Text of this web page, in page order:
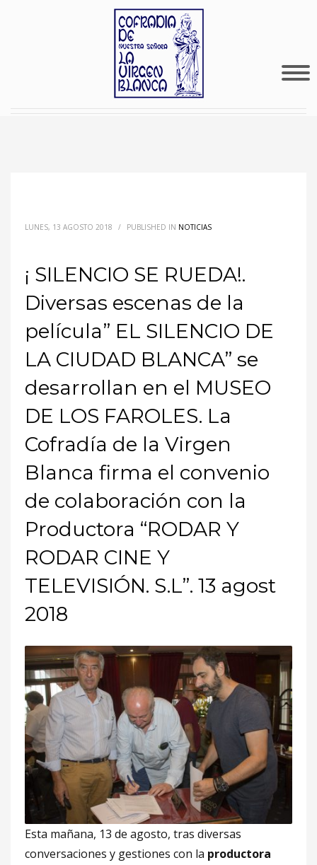
LUNES, 13 AGOSTO 2018 / PUBLISHED IN NOTICIAS
¡ SILENCIO SE RUEDA!.
Diversas escenas de la
película” EL SILENCIO DE
LA CIUDAD BLANCA” se
desarrollan en el MUSEO
DE LOS FAROLES. La
Cofradía de la Virgen
Blanca firma el convenio
de colaboración con la
Productora “RODAR Y
RODAR CINE Y
TELEVISIÓN. S.L”. 13 agost
2018
Esta mañana, 13 de agosto, tras diversas
conversaciones y gestiones con la productora